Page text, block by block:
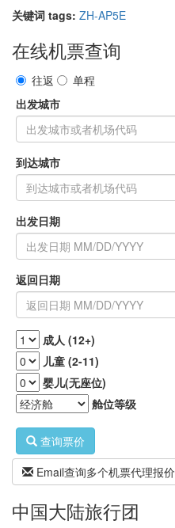
关键词 tags: ZH-AP5E
在线机票查询
往返
单程
出发城市
到达城市
出发日期
返回日期
成人 (12+)
儿童 (2-11)
婴儿(无座位)
舱位等级
查询票价
Email查询多个机票代理报价
中国大陆旅行团